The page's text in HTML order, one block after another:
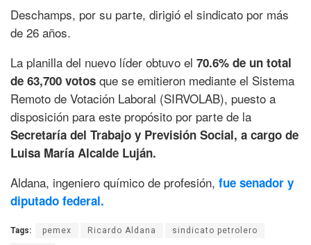
Deschamps, por su parte, dirigió el sindicato por más
de 26 años.
La planilla del nuevo líder obtuvo el 70.6% de un total
de 63,700 votos que se emitieron mediante el Sistema
Remoto de Votación Laboral (SIRVOLAB), puesto a
disposición para este propósito por parte de la
Secretaría del Trabajo y Previsión Social, a cargo de
Luisa María Alcalde Luján.
Aldana, ingeniero químico de profesión, fue senador y
diputado federal.
Tags: pemex Ricardo Aldana sindicato petrolero